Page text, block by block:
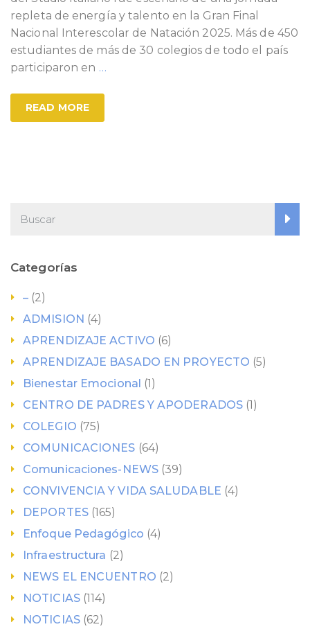
repleta de energía y talento en la Gran Final
Nacional Interescolar de Natación 2025. Más de 450
estudiantes de más de 30 colegios de todo el país
participaron en …
READ MORE
Categorías
– (2)
ADMISION (4)
APRENDIZAJE ACTIVO (6)
APRENDIZAJE BASADO EN PROYECTO (5)
Bienestar Emocional (1)
CENTRO DE PADRES Y APODERADOS(1)
COLEGIO (75)
COMUNICACIONES (64)
Comunicaciones-NEWS(39)
CONVIVENCIA Y VIDA SALUDABLE (4)
DEPORTES(165)
Enfoque Pedagógico (4)
Infraestructura (2)
NEWS EL ENCUENTRO (2)
NOTICIAS(114)
NOTICIAS(62)